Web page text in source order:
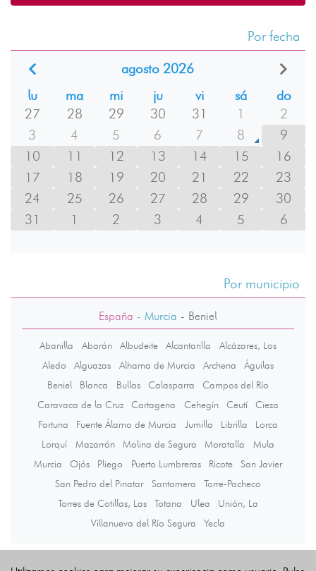
Por fecha
agosto 2026
lu
ma mi ju vi sá
do
27
28 29 30 31 1
2
3
4 5 6 7 8
9
10
11 12 13 14 15
16
17
18 19 20 21 22
23
24
25 26 27 28 29
30
31
1 2 3 4 5 6
Por municipio
España - Murcia - Beniel
Abanilla Abarán Albudeite Alcantarilla
Alcázares, Los
Aledo
Alguazas Alhama de Murcia Archena
Águilas
Beniel
Blanca Bullas Calasparra
Campos del Río
Caravaca de la Cruz
Cartagena Cehegín Ceutí
Cieza
Fortuna
Fuente Álamo de Murcia Jumilla Librilla
Lorca
Lorquí
Mazarrón Molina de Segura Moratalla
Mula
Murcia
Ojós Pliego Puerto Lumbreras Ricote
San Javier
San Pedro del Pinatar
Santomera
Torre-Pacheco
Torres de Cotillas, Las
Totana Ulea
Unión, La
Villanueva del Río Segura
Yecla